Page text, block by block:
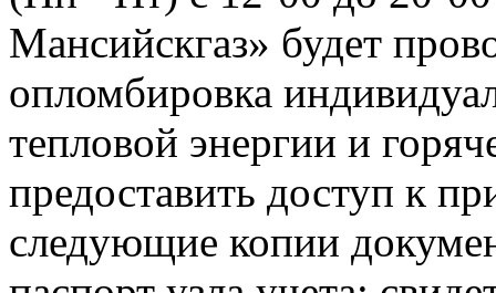
Мансийскгаз» будет
опломбировка
тепловой энергии и
предоставить доступ к
следующие копии